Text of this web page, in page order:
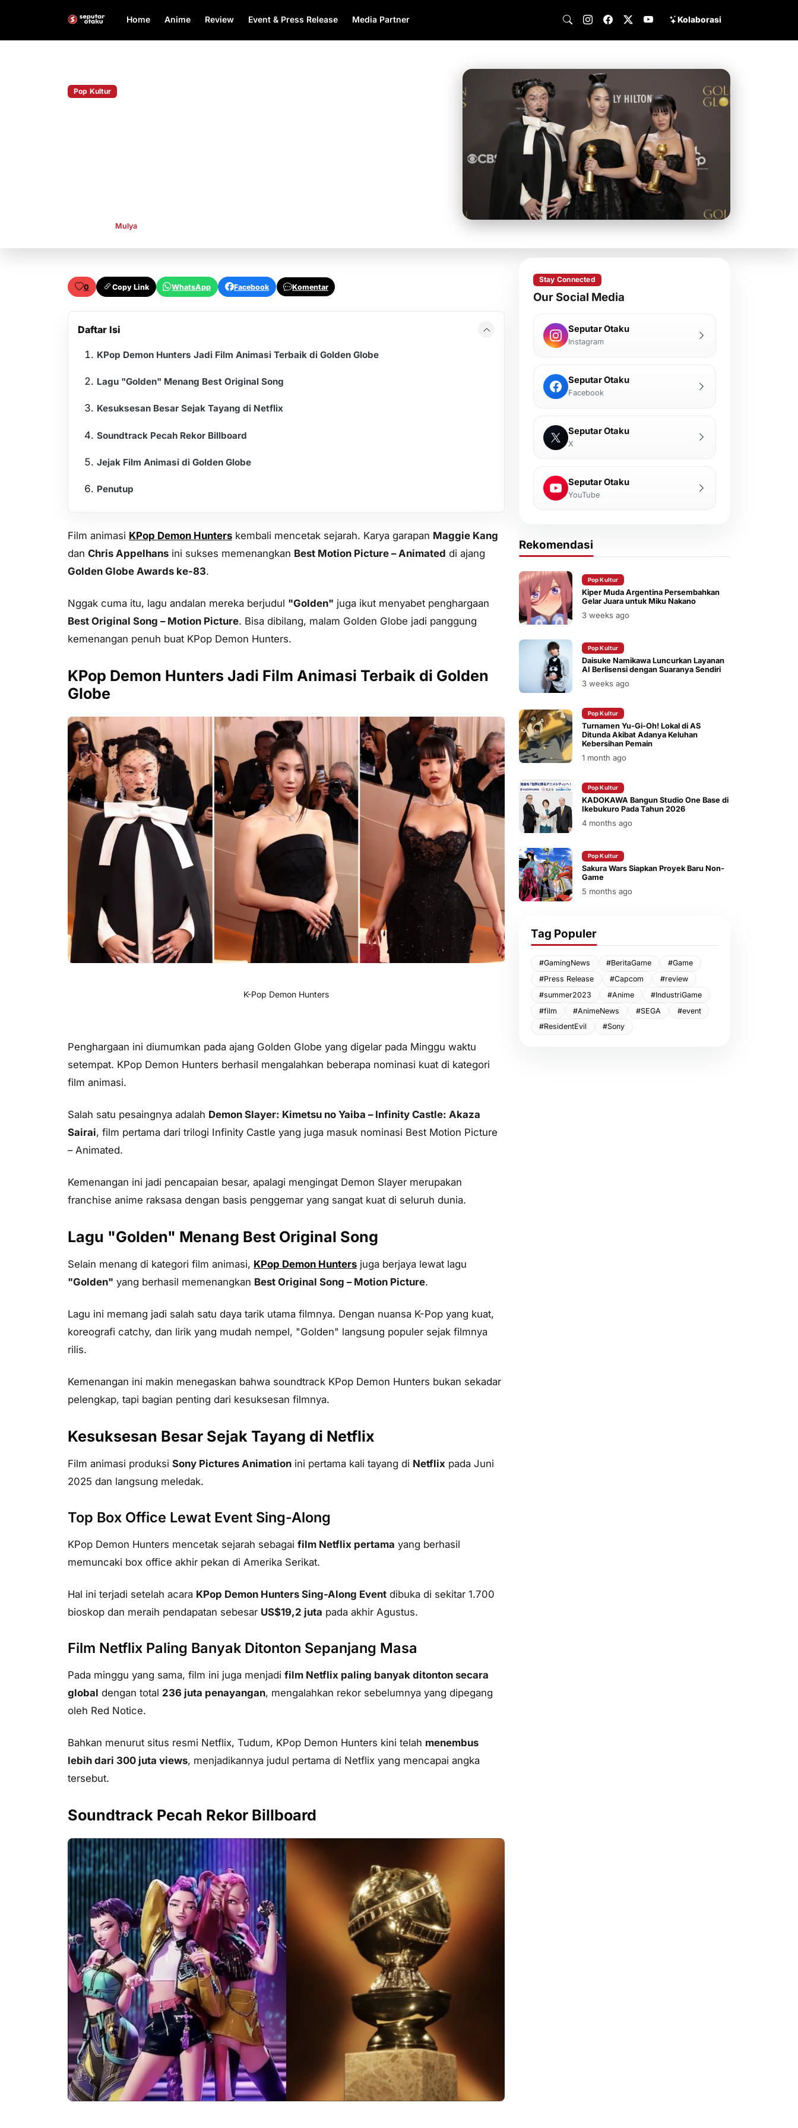
Home Anime Review Event & Press Release Media Partner Kolaborasi
Pop Kultur
Mulya
0 Copy Link WhatsApp Facebook Komentar
Daftar Isi
KPop Demon Hunters Jadi Film Animasi Terbaik di Golden Globe
Lagu "Golden" Menang Best Original Song
Kesuksesan Besar Sejak Tayang di Netflix
Soundtrack Pecah Rekor Billboard
Jejak Film Animasi di Golden Globe
Penutup
Film animasi KPop Demon Hunters kembali mencetak sejarah. Karya garapan Maggie Kang
dan Chris Appelhans ini sukses memenangkan Best Motion Picture – Animated di ajang
Golden Globe Awards ke-83.
Nggak cuma itu, lagu andalan mereka berjudul "Golden" juga ikut menyabet penghargaan
Best Original Song – Motion Picture. Bisa dibilang, malam Golden Globe jadi panggung
kemenangan penuh buat KPop Demon Hunters.
KPop Demon Hunters Jadi Film Animasi Terbaik di Golden
Globe
K-Pop Demon Hunters
Penghargaan ini diumumkan pada ajang Golden Globe yang digelar pada Minggu waktu
setempat. KPop Demon Hunters berhasil mengalahkan beberapa nominasi kuat di kategori
film animasi.
Salah satu pesaingnya adalah Demon Slayer: Kimetsu no Yaiba – Infinity Castle: Akaza
Sairai, film pertama dari trilogi Infinity Castle yang juga masuk nominasi Best Motion Picture
– Animated.
Kemenangan ini jadi pencapaian besar, apalagi mengingat Demon Slayer merupakan
franchise anime raksasa dengan basis penggemar yang sangat kuat di seluruh dunia.
Lagu "Golden" Menang Best Original Song
Selain menang di kategori film animasi, KPop Demon Hunters juga berjaya lewat lagu
"Golden" yang berhasil memenangkan Best Original Song – Motion Picture.
Lagu ini memang jadi salah satu daya tarik utama filmnya. Dengan nuansa K-Pop yang kuat,
koreografi catchy, dan lirik yang mudah nempel, "Golden" langsung populer sejak filmnya
rilis.
Kemenangan ini makin menegaskan bahwa soundtrack KPop Demon Hunters bukan sekadar
pelengkap, tapi bagian penting dari kesuksesan filmnya.
Kesuksesan Besar Sejak Tayang di Netflix
Film animasi produksi Sony Pictures Animation ini pertama kali tayang di Netflix pada Juni
2025 dan langsung meledak.
Top Box Office Lewat Event Sing-Along
KPop Demon Hunters mencetak sejarah sebagai film Netflix pertama yang berhasil
memuncaki box office akhir pekan di Amerika Serikat.
Hal ini terjadi setelah acara KPop Demon Hunters Sing-Along Event dibuka di sekitar 1.700
bioskop dan meraih pendapatan sebesar US$19,2 juta pada akhir Agustus.
Film Netflix Paling Banyak Ditonton Sepanjang Masa
Pada minggu yang sama, film ini juga menjadi film Netflix paling banyak ditonton secara
global dengan total 236 juta penayangan, mengalahkan rekor sebelumnya yang dipegang
oleh Red Notice.
Bahkan menurut situs resmi Netflix, Tudum, KPop Demon Hunters kini telah menembus
lebih dari 300 juta views, menjadikannya judul pertama di Netflix yang mencapai angka
tersebut.
Soundtrack Pecah Rekor Billboard
Stay Connected
Our Social Media
Seputar Otaku
Instagram
Seputar Otaku
Facebook
Seputar Otaku
X
Seputar Otaku
YouTube
Rekomendasi
Pop Kultur
Kiper Muda Argentina Persembahkan
Gelar Juara untuk Miku Nakano
3 weeks ago
Pop Kultur
Daisuke Namikawa Luncurkan Layanan
AI Berlisensi dengan Suaranya Sendiri
3 weeks ago
Pop Kultur
Turnamen Yu-Gi-Oh! Lokal di AS
Ditunda Akibat Adanya Keluhan
Kebersihan Pemain
1 month ago
Pop Kultur
KADOKAWA Bangun Studio One Base di
Ikebukuro Pada Tahun 2026
4 months ago
Pop Kultur
Sakura Wars Siapkan Proyek Baru Non-
Game
5 months ago
Tag Populer
#GamingNews #BeritaGame
#Game
#Press Release
#Capcom
#review
#summer2023
#Anime
#IndustriGame
#film
#AnimeNews #SEGA
#event
#ResidentEvil
#Sony